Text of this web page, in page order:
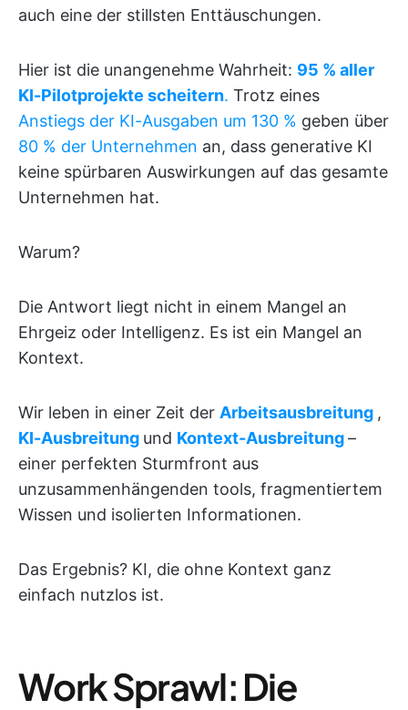
auch eine der stillsten Enttäuschungen.
Hier ist die unangenehme Wahrheit: 95 % aller
KI-Pilotprojekte scheitern. Trotz eines
Anstiegs der KI-Ausgaben um 130 % geben über
80 % der Unternehmen an, dass generative KI
keine spürbaren Auswirkungen auf das gesamte
Unternehmen hat.
Warum?
Die Antwort liegt nicht in einem Mangel an
Ehrgeiz oder Intelligenz. Es ist ein Mangel an
Kontext.
Wir leben in einer Zeit der Arbeitsausbreitung ,
KI-Ausbreitung und Kontext-Ausbreitung–
einer perfekten Sturmfront aus
unzusammenhängenden tools, fragmentiertem
Wissen und isolierten Informationen.
Das Ergebnis? KI, die ohne Kontext ganz
einfach nutzlos ist.
Work Sprawl: Die